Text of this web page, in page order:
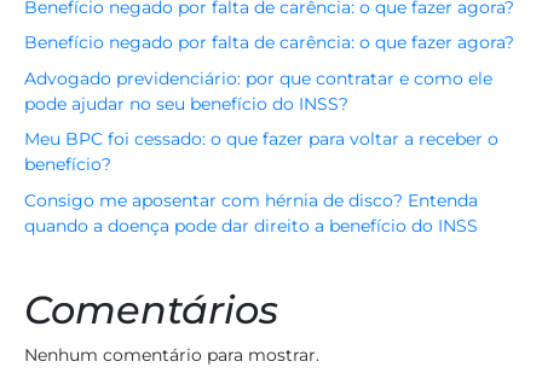
Benefício negado por falta de carência: o que fazer agora?
Benefício negado por falta de carência: o que fazer agora?
Advogado previdenciário: por que contratar e como ele
pode ajudar no seu benefício do INSS?
Meu BPC foi cessado: o que fazer para voltar a receber o
benefício?
Consigo me aposentar com hérnia de disco? Entenda
quando a doença pode dar direito a benefício do INSS
Comentários
Nenhum comentário para mostrar.